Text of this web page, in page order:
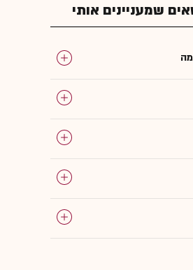
שמעניינים אותי